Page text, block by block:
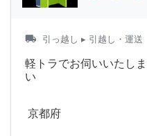
local_shipping 引っ越し ▸ 引越し・運送
軽トラでお伺いいたし
い
京都府